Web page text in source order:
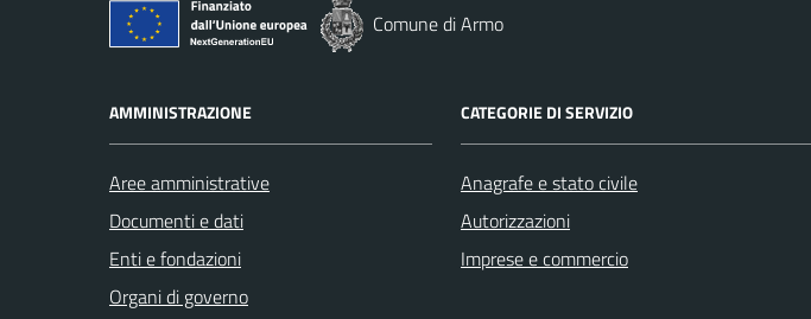
Comune di Armo
AMMINISTRAZIONE
Aree amministrative
Documenti e dati
Enti e fondazioni
Organi di governo
CATEGORIE DI SERVIZIO
Anagrafe e stato civile
Autorizzazioni
Imprese e commercio